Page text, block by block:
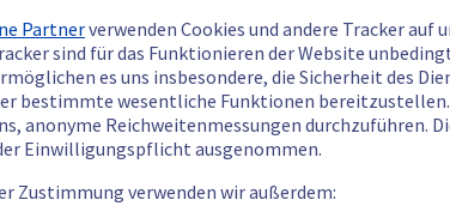
Partnerverwenden Cookies und andere Tracker auf
sind für das Funktionieren der Website
es uns insbesondere, die Sicherheit des
bestimmte wesentliche Funktionen bereitzustellen.
anonyme Reichweitenmessungen durchzuführen.
Einwilligungspflicht ausgenommen.
Zustimmung verwenden wir außerdem: